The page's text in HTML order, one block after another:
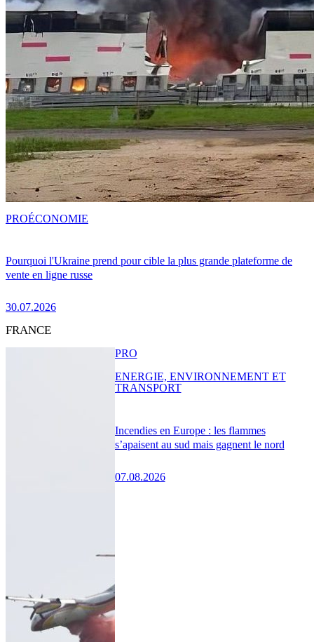
Pourquoi l'Ukraine prend pour cible la plus grande plateforme de
vente en ligne russe
30.07.2026
PROÉCONOMIE
FRANCE
Incendies en Europe : les flammes
s’apaisent au sud mais gagnent le nord
07.08.2026
PRO
ENERGIE, ENVIRONNEMENT ET
TRANSPORT